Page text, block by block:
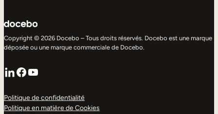
Copyright © 2026 Docebo – Tous droits réservés. Docebo est une marque
déposée ou une marque commerciale de Docebo.
LinkedIn
Facebook
YouTube
Politique de confidentialité
Politique en matière de Cookies